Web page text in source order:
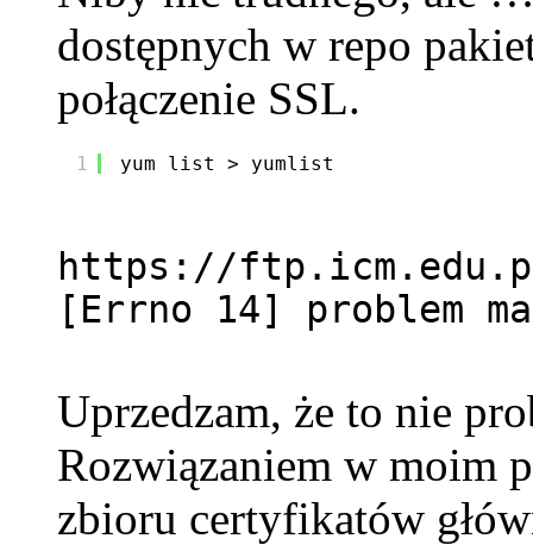
dostępnych w repo
połączenie SSL.
1 yum list > yumlist
https://
[Errno 14] problem
Uprzedzam, że to nie
Rozwiązaniem w moim
zbioru certyfikatów